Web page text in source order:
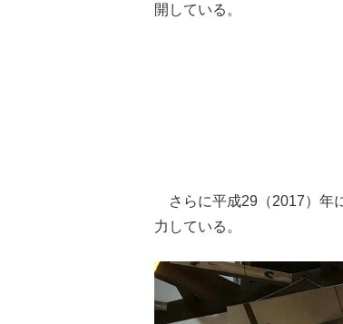
開している。
さらに平成29（2017）年
力している。